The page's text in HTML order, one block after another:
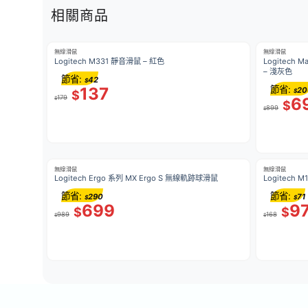
相關商品
無線滑鼠
Logitech M331 靜音滑鼠 – 紅色
$179 $137
節省: $42
無線滑鼠
Logitech
– 淺灰色
$899 $
節省: $
無線滑鼠
Logitech Ergo 系列 MX Ergo S 無線軌跡球滑鼠
$989 $699
節省: $290
無線滑鼠
Logitech
$168 $
節省: $71